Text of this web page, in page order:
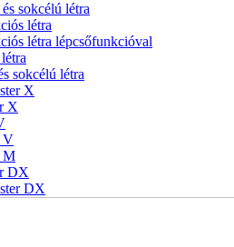
sokcélú létra
létra
létra lépcsőfunkcióval
sokcélú létra
X
X
V
M
DX
DX